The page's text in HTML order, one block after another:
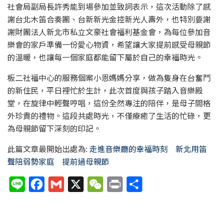
社會局副局長許秀能到場參加並致詞表示，這次活動除了感
謝台北木笛合奏團、台新新光金控新光人壽外，也特別要謝
謝財團法人新北市私立文豪社會福利基金會，為每位參加音
樂會的家戶準備一份愛心物資，希望讓大家提前感受母親節
的溫暖，也讓每一個家庭都能留下屬於自己的幸福時光。
板二社福中心的服務個案小恩媽媽分享，做為隻身在台奮鬥
的新住民，平日裡忙於生計，此次首度與孩子踏入音樂殿
堂，在旋律中輕聲哼唱，這份全然專注的陪伴，是母子間格
外珍貴的禮物。這段共處時光，不僅療癒了生活的忙碌，更
為母親節留下深刻的印記。
此篇文章最開始出處為: 走進音樂廳的幸福時刻 新北用笛
聲陪弱勢家庭 提前過母親節
Li
n
F
a
G
m
X W
e
P
ri